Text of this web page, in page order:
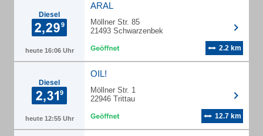
Diesel
heute 16:06 Uhr
ARAL
Möllner Str. 85
21493 Schwarzenbek
2.2 km
Diesel
heute 12:55 Uhr
OIL!
Möllner Str. 1
22946 Trittau
12.7 km